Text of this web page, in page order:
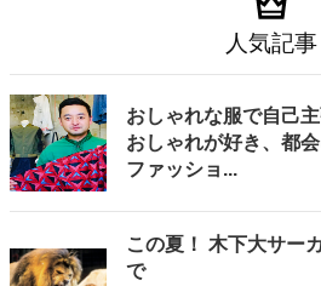
人気記事
おしゃれな服で自己
おしゃれが好き、都
ファッショ...
この夏！ 木下大サー
で